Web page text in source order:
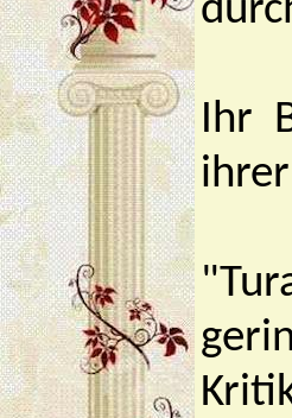
Ihr